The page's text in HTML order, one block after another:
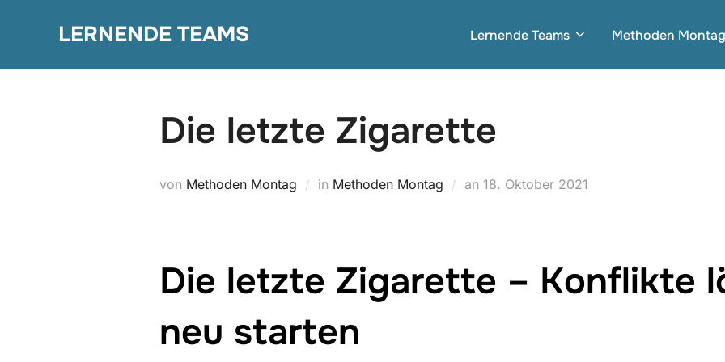
LERNENDE TEAMS Lernende Teams Methoden Montag
Die letzte Zigarette
von Methoden Montag in Methoden Montag an Veröffentlicht
18. Oktober 2021
Die letzte Zigarette – Konflikte
neu starten